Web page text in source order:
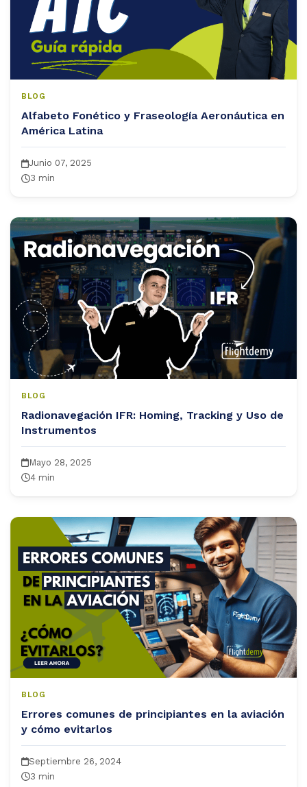
BLOG
Alfabeto Fonético y Fraseología Aeronáutica en
América Latina
Junio 07, 2025
3 min
BLOG
Radionavegación IFR: Homing, Tracking y Uso de
Instrumentos
Mayo 28, 2025
4 min
BLOG
Errores comunes de principiantes en la aviación
y cómo evitarlos
Septiembre 26, 2024
3 min